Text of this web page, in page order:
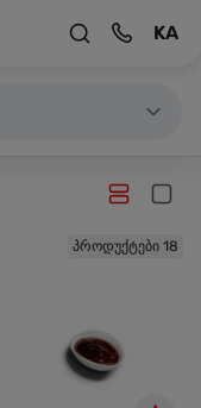
KA
პროდუქტები 18